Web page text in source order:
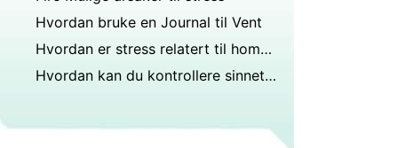
Hvordan bruke en Journal til Vent
Hvordan er stress relatert til homeostase?
Hvordan kan du kontrollere sinnet ditt slik at du kan puste bedre og ikke falle på grunn av pusteproblemer når du ikke vet hvilket problem som ikke er sint?